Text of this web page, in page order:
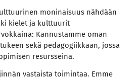
moninaisuus nähdään
kielet ja kulttuurit
Kannustamme oman
sekä pedagogiikkaan, jossa
resursseina.
vastaista toimintaa. Emme